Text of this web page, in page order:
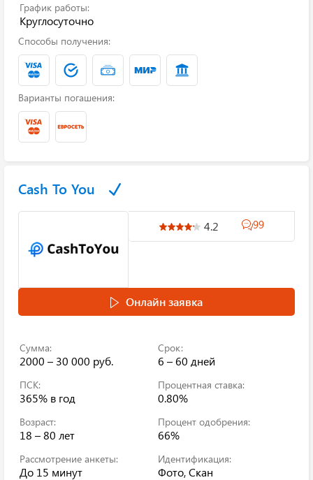
График работы:
Круглосуточно
Способы получения:
Варианты погашения:
Cash To You
4.2 99
Онлайн заявка
Сумма:
2000 – 30 000 руб.
Срок:
6 – 60 дней
ПСК:
365% в год
Процентная ставка:
0.80%
Возраст:
18 – 80 лет
Процент одобрения:
66%
Рассмотрение анкеты:
До 15 минут
Идентификация:
Фото, Скан